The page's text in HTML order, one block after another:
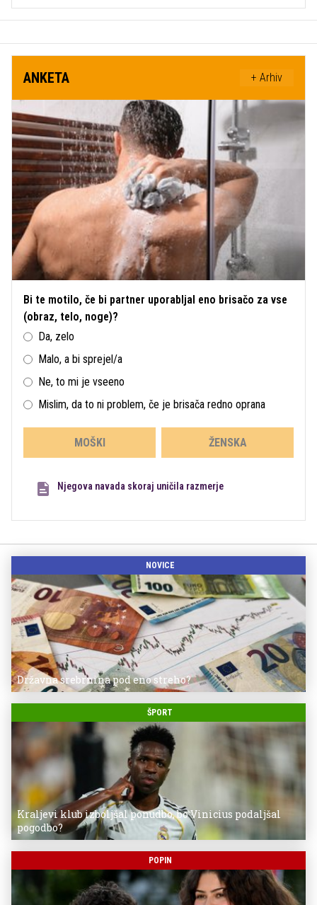
ANKETA + Arhiv
Bi te motilo, če bi partner uporabljal eno brisačo za vse
(obraz, telo, noge)?
Da, zelo
Malo, a bi sprejel/a
Ne, to mi je vseeno
Mislim, da to ni problem, če je brisača redno oprana
MOŠKI ŽENSKA
Njegova navada skoraj uničila razmerje
NOVICE
Državna srebrnina pod eno streho?
ŠPORT
Kraljevi klub izboljšal ponudbo, bo Vinicius podaljšal
pogodbo?
POPIN